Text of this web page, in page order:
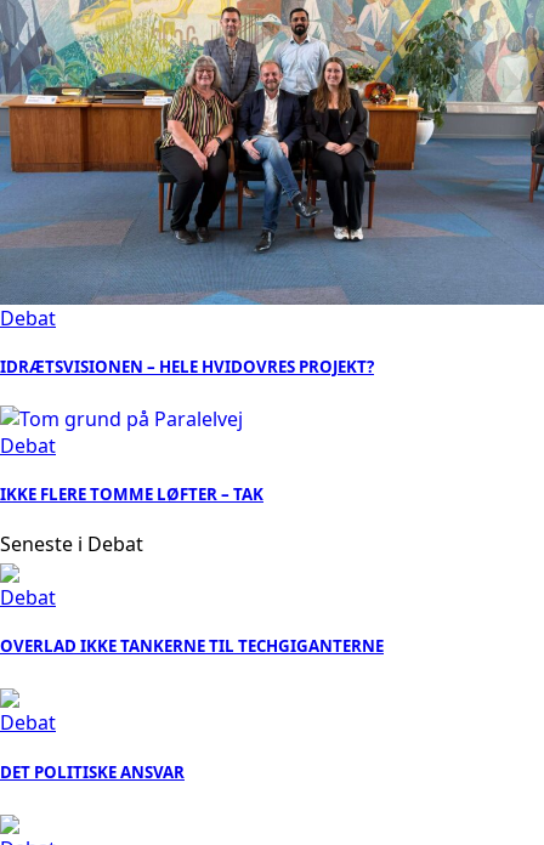
Debat
IDRÆTSVISIONEN – HELE HVIDOVRES PROJEKT?
Debat
IKKE FLERE TOMME LØFTER – TAK
Seneste i Debat
Debat
OVERLAD IKKE TANKERNE TIL TECHGIGANTERNE
Debat
DET POLITISKE ANSVAR